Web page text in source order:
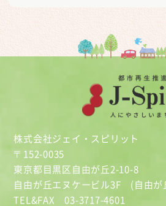
株式会社ジェイ・スピリット
〒152-0035
東京都目黒区自由が丘2-10-8
自由が丘エヌケービル3F (自由が
TEL&FAX 03-3717-4601